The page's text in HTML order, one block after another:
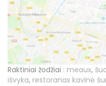
Raktiniai žodžiai : meaux,
išvyka, restoranas kavinė